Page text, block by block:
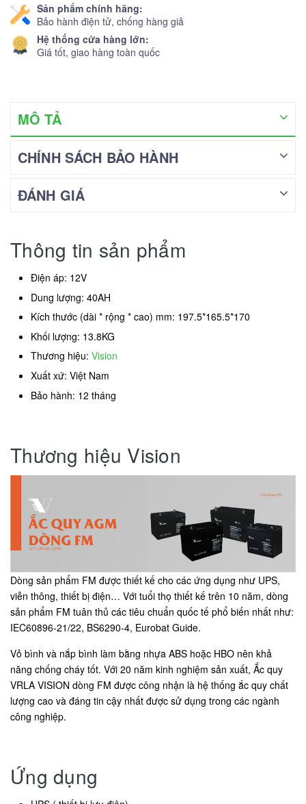
Sản phẩm chính hãng:
Bảo hành điện tử, chống hàng giả
Hệ thống cửa hàng lớn:
Giá tốt, giao hàng toàn quốc
MÔ TẢ
CHÍNH SÁCH BẢO HÀNH
ĐÁNH GIÁ
Thông tin sản phẩm
Điện áp: 12V
Dung lượng: 40AH
Kích thước (dài * rộng * cao) mm: 197.5*165.5*170
Khối lượng: 13.8KG
Thương hiệu: Vision
Xuất xứ: Việt Nam
Bảo hành: 12 tháng
Thương hiệu Vision
Dòng sản phẩm FM được thiết kế cho các ứng dụng như UPS,
viễn thông, thiết bị điện… Với tuổi thọ thiết kế trên 10 năm, dòng
sản phẩm FM tuân thủ các tiêu chuẩn quốc tế phổ biến nhất như:
IEC60896-21/22, BS6290-4, Eurobat Guide.
Vỏ bình và nắp bình làm bằng nhựa ABS hoặc HBO nên khả
năng chống cháy tốt. Với 20 năm kinh nghiệm sản xuất, Ắc quy
VRLA VISION dòng FM được công nhận là hệ thống ắc quy chất
lượng cao và đáng tin cậy nhất được sử dụng trong các ngành
công nghiệp.
Ứng dụng